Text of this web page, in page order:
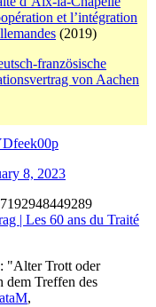
et l’intégration
(2019)
französische
von Aachen
8, 2023
| Les 60 ans du Traité
Trott oder
Treffen des
,